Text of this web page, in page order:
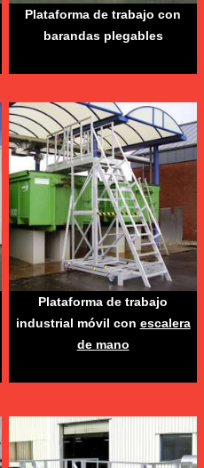
Plataforma de trabajo con
barandas plegables
Plataforma de trabajo
industrial móvil con escalera
de mano